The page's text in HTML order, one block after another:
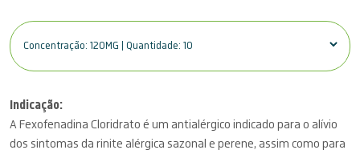
Indicação:
A Fexofenadina Cloridrato é um antialérgico indicado para o alívio
dos sintomas da rinite alérgica sazonal e perene, assim como para